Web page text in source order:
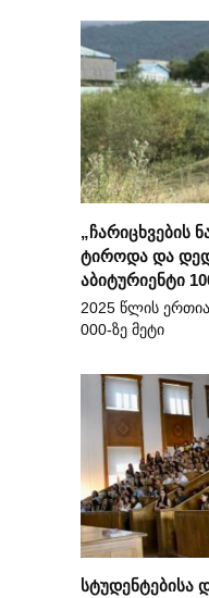
„ჩარიცხვების
ტიროდა და
აბიტურიენტი
2025 წლის
000-ზე მეტი
სტუდენტებისა